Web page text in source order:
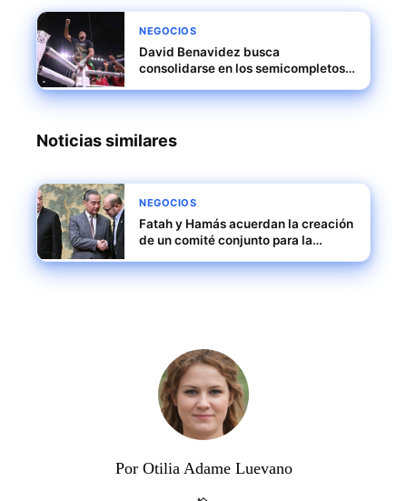
NEGOCIOS
David Benavidez busca
consolidarse en los semicompletos
titular
Noticias similares
NEGOCIOS
Fatah y Hamás acuerdan la creación
de un comité conjunto para la
israelí
Por Otilia Adame Luevano